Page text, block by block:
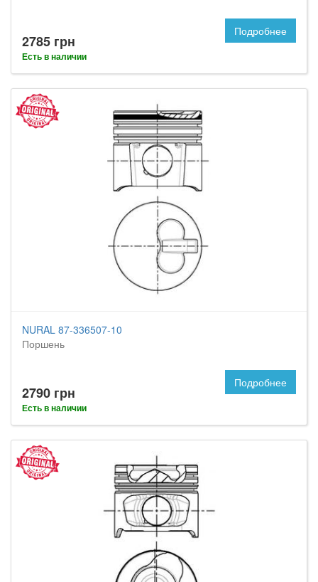
2785 грн
Есть в наличии
Подробнее
NURAL 87-336507-10
Поршень
2790 грн
Есть в наличии
Подробнее